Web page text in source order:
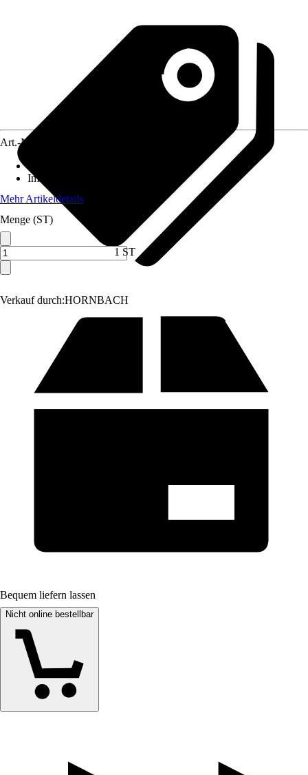
Verkauf durch:HORNBACH
Art.-Nr.
Immergrün
Mehr Artikeldetails
Menge (ST)
1 ST
Bequem liefern lassen
Nicht online bestellbar